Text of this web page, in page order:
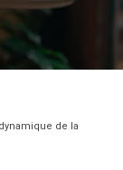
de la